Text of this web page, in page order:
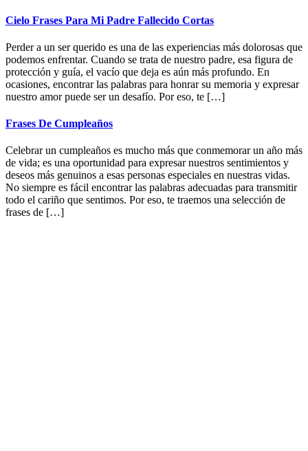
Cielo Frases Para Mi Padre Fallecido Cortas
Perder a un ser querido es una de las experiencias más dolorosas que
podemos enfrentar. Cuando se trata de nuestro padre, esa figura de
protección y guía, el vacío que deja es aún más profundo. En
ocasiones, encontrar las palabras para honrar su memoria y expresar
nuestro amor puede ser un desafío. Por eso, te […]
Frases De Cumpleaños
Celebrar un cumpleaños es mucho más que conmemorar un año más
de vida; es una oportunidad para expresar nuestros sentimientos y
deseos más genuinos a esas personas especiales en nuestras vidas.
No siempre es fácil encontrar las palabras adecuadas para transmitir
todo el cariño que sentimos. Por eso, te traemos una selección de
frases de […]